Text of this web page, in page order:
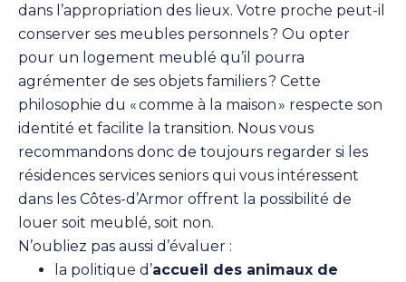
dans l’appropriation des lieux. Votre proche peut-il
conserver ses meubles personnels ? Ou opter
pour un logement meublé qu’il pourra
agrémenter de ses objets familiers ? Cette
philosophie du « comme à la maison » respecte son
identité et facilite la transition. Nous vous
recommandons donc de toujours regarder si les
résidences services seniors qui vous intéressent
dans les Côtes-d’Armor offrent la possibilité de
louer soit meublé, soit non.
N’oubliez pas aussi d’évaluer :
la politique d’accueil des animaux de